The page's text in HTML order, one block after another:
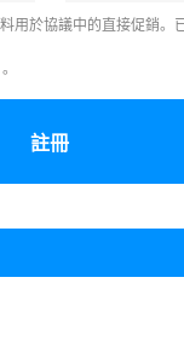
用於協議中的直接促銷。
。
註冊